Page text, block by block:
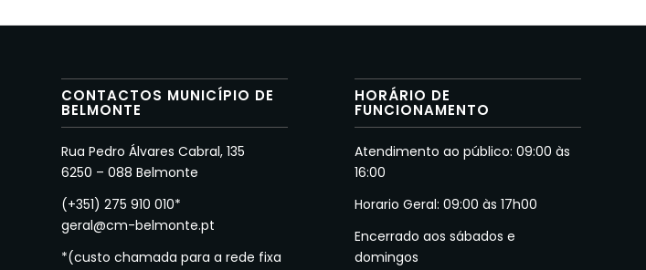
CONTACTOS MUNICÍPIO DE
BELMONTE
Rua Pedro Álvares Cabral, 135
6250 – 088 Belmonte
(+351) 275 910 010*
geral@cm-belmonte.pt
*(custo chamada para a rede fixa
HORÁRIO DE
FUNCIONAMENTO
Atendimento ao público: 09:00 às
16:00
Horario Geral: 09:00 às 17h00
Encerrado aos sábados e
domingos